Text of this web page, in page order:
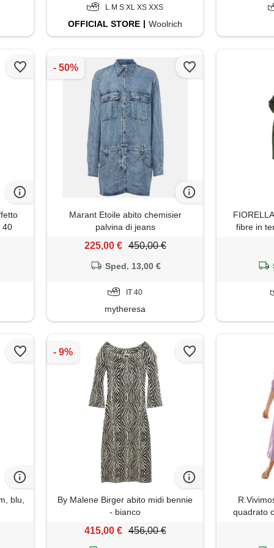
L M S XL XS XXS
OFFICIAL STORE Woolrich
40
Marant Etoile abito chemisier
palvina di jeans
225,00 € 450,00 €
Sped. 13,00 €
IT 40
mytheresa
fibre in
blu,
By Malene Birger abito midi bennie
- bianco
415,00 € 456,00 €
quadrato